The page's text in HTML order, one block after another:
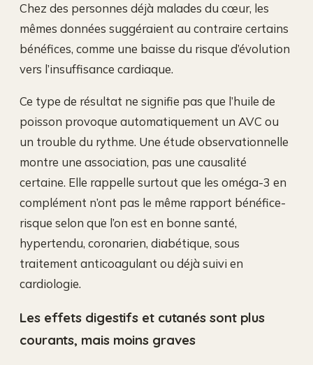
Chez des personnes déjà malades du cœur, les
mêmes données suggéraient au contraire certains
bénéfices, comme une baisse du risque d’évolution
vers l’insuffisance cardiaque.
Ce type de résultat ne signifie pas que l’huile de
poisson provoque automatiquement un AVC ou
un trouble du rythme. Une étude observationnelle
montre une association, pas une causalité
certaine. Elle rappelle surtout que les oméga-3 en
complément n’ont pas le même rapport bénéfice-
risque selon que l’on est en bonne santé,
hypertendu, coronarien, diabétique, sous
traitement anticoagulant ou déjà suivi en
cardiologie.
Les effets digestifs et cutanés sont plus
courants, mais moins graves